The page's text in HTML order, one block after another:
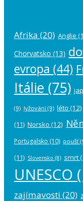
Afrika (20) Anglie
Chorvatsko (13)
evropa (44)
Itálie (75)
(9) lyžování (9) léto (12)
(11) Norsko (12)
Portugalsko (10) poušť
(11) Slovensko (8) smrt
UNESCO
zajímavosti (20)